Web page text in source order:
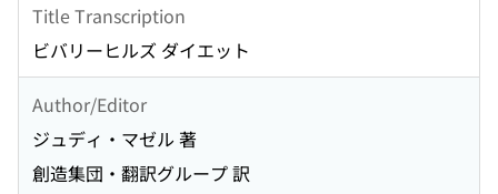
Title Transcription
ビバリーヒルズ ダイエット
Author/Editor
ジュディ・マゼル 著
創造集団・翻訳グループ 訳